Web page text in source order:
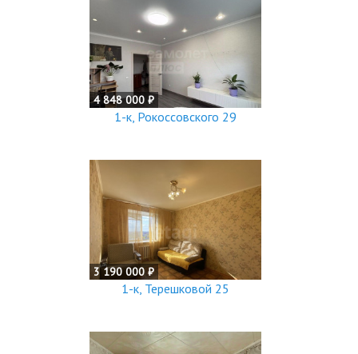
4 848 000 ₽
1-к, Рокоссовского 29
3 190 000 ₽
1-к, Терешковой 25